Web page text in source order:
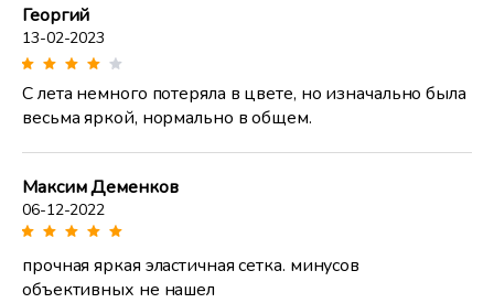
Георгий
13-02-2023
С лета немного потеряла в цвете, но изначально была
весьма яркой, нормально в общем.
Максим Деменков
06-12-2022
прочная яркая эластичная сетка. минусов
объективных не нашел